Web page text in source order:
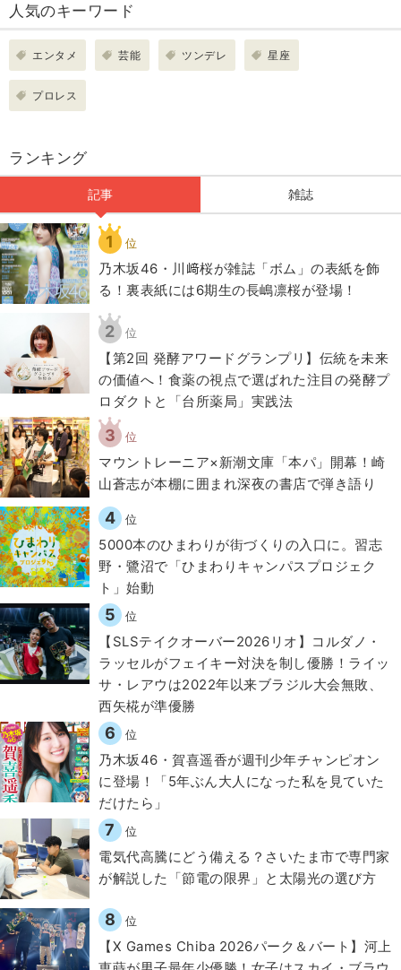
人気のキーワード
エンタメ 芸能 ツンデレ 星座
プロレス
ランキング
記事 雑誌
1 位
乃木坂46・川﨑桜が雑誌「ボム」の表紙を飾
る！裏表紙には6期生の長嶋凛桜が登場！
2 位
【第2回 発酵アワードグランプリ】伝統を未来
の価値へ！食薬の視点で選ばれた注目の発酵プ
ロダクトと「台所薬局」実践法
3 位
マウントレーニア×新潮文庫「本パ」開幕！崎
山蒼志が本棚に囲まれ深夜の書店で弾き語り
4 位
5000本のひまわりが街づくりの入口に。習志
野・鷺沼で「ひまわりキャンパスプロジェク
ト」始動
5 位
【SLSテイクオーバー2026リオ】コルダノ・
ラッセルがフェイキー対決を制し優勝！ライッ
サ・レアウは2022年以来ブラジル大会無敗、
西矢椛が準優勝
6 位
乃木坂46・賀喜遥香が週刊少年チャンピオン
に登場！「5年ぶん大人になった私を見ていた
だけたら」
7 位
電気代高騰にどう備える？さいたま市で専門家
が解説した「節電の限界」と太陽光の選び方
8 位
【X Games Chiba 2026パーク＆バート】河上